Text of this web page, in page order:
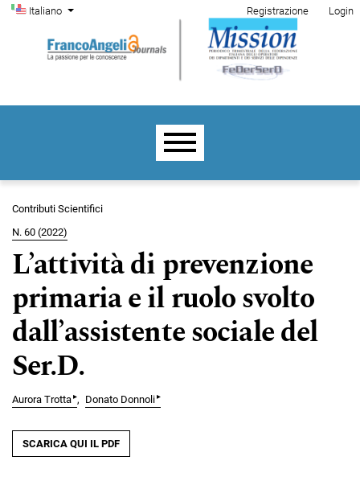
Salta al menu principale di navigazione
Salta al contenuto principale
Salta al piè di pagina del sito
Cambia la lingua. La lingua corrente è:
Italiano
Menu di amministrazione
Registrazione Login
Menu principale
Contributi Scientifici
N. 60 (2022)
L’attività di prevenzione
primaria e il ruolo svolto
dall’assistente sociale del
Ser.D.
Aurora Trotta▸ Donato Donnoli▸
SCARICA QUI IL PDF